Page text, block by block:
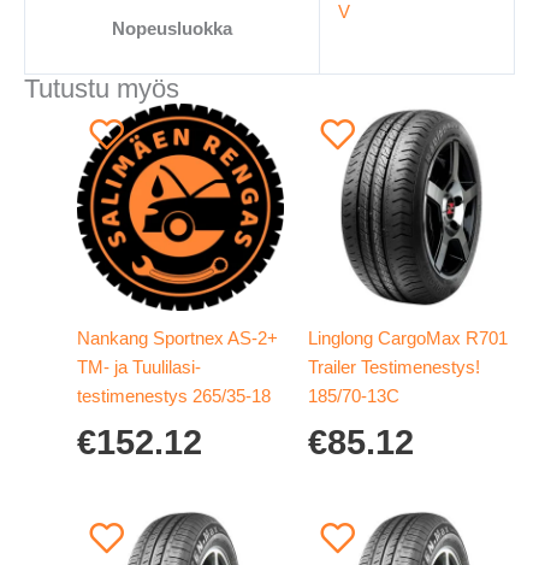
Nopeusluokka
V
Tutustu myös
Nankang Sportnex AS-2+
TM- ja Tuulilasi-
testimenestys 265/35-18
€152.12
Linglong CargoMax R701
Trailer Testimenestys!
185/70-13C
€85.12